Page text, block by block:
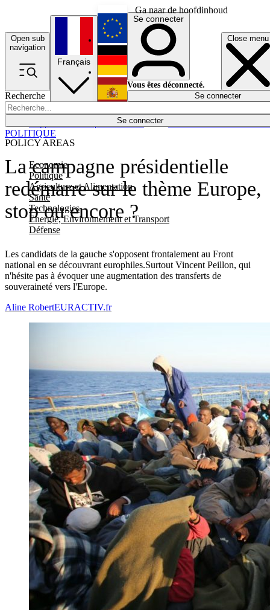
Ga naar de hoofdinhoud
Open sub
navigation
Close menu
Recherche
Se connecter
POLICY AREAS
Economie
Politique
Agriculture et Alimentation
Santé
Technologies
Energie, Environnement et Transport
Défense
Économie
Français
English
Deutsch
Español
Se connecter
Vous êtes déconnecté.
Se connecter
La campagne présidentielle
redémarre sur le thème Europe,
stop ou encore ?
Les candidats de la gauche s'opposent frontalement au Front
national en se découvrant europhiles.Surtout Vincent Peillon, qui
n'hésite pas à évoquer une augmentation des transferts de
souveraineté vers l'Europe.
POLITIQUE
Aline RobertEURACTIV.fr